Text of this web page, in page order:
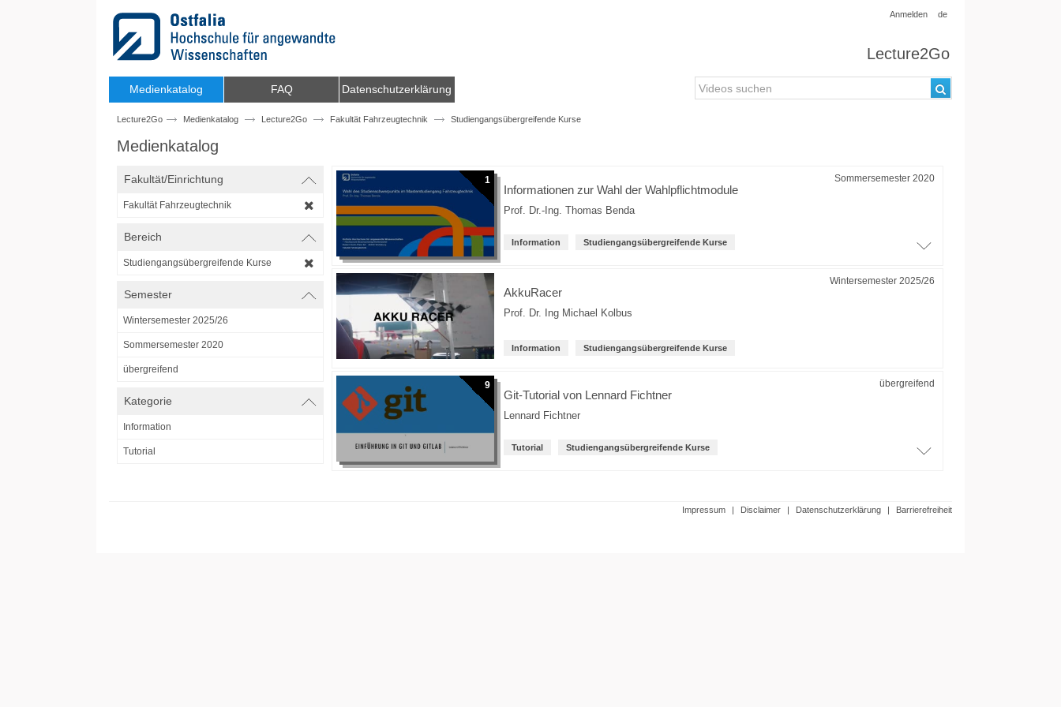
Anmelden de
Lecture2Go
Medienkatalog FAQ Datenschutzerklärung
Lecture2Go Medienkatalog Lecture2Go Fakultät Fahrzeugtechnik Studiengangsübergreifende Kurse
Medienkatalog
Fakultät/Einrichtung
Fakultät Fahrzeugtechnik
Bereich
Studiengangsübergreifende Kurse
Semester
Wintersemester 2025/26
Sommersemester 2020
übergreifend
Kategorie
Information
Tutorial
1 Sommersemester 2020
Informationen zur Wahl der Wahlpflichtmodule
Prof. Dr.-Ing. Thomas Benda
Information Studiengangsübergreifende Kurse
Wintersemester 2025/26
AkkuRacer
Prof. Dr. Ing Michael Kolbus
Information Studiengangsübergreifende Kurse
9 übergreifend
Git-Tutorial von Lennard Fichtner
Lennard Fichtner
Tutorial Studiengangsübergreifende Kurse
Impressum | Disclaimer | Datenschutzerklärung | Barrierefreiheit